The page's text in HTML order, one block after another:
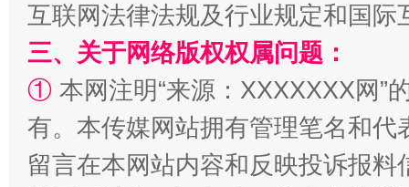
互联网法律法规及行业规定和国
三、关于网络版权权属问题：
① 本网注明“来源：XXXXXXX网”
有。本传媒网站拥有管理笔名和
留言在本网站内容和反映投诉报